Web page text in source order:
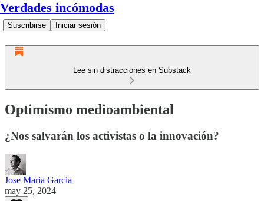
Verdades incómodas
Suscribirse Iniciar sesión
Lee sin distracciones en Substack
Optimismo medioambiental
¿Nos salvarán los activistas o la innovación?
Jose Maria Garcia
may 25, 2024